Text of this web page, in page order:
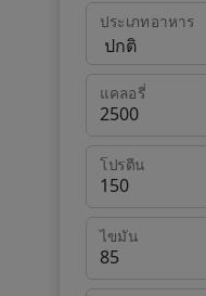
ประเภทอาหาร
แคลอรี่
โปรตีน
ไขมัน